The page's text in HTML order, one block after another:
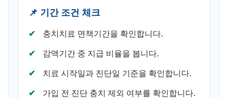
📌 기간 조건 체크
충치치료 면책기간을 확인합니다.
감액기간 중 지급 비율을 봅니다.
치료 시작일과 진단일 기준을 확인합니다.
가입 전 진단 충치 제외 여부를 확인합니다.